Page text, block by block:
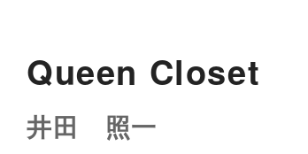
Queen Closet
井田 照一